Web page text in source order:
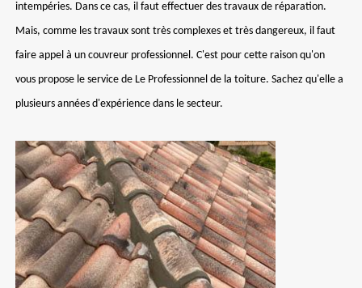
intempéries. Dans ce cas, il faut effectuer des travaux de réparation.
Mais, comme les travaux sont très complexes et très dangereux, il faut
faire appel à un couvreur professionnel. C'est pour cette raison qu'on
vous propose le service de Le Professionnel de la toiture. Sachez qu'elle a
plusieurs années d'expérience dans le secteur.